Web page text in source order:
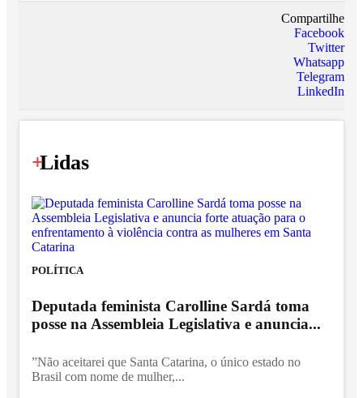
Compartilhe
Facebook
Twitter
Whatsapp
Telegram
LinkedIn
+
Lidas
POLÍTICA
Deputada feminista Carolline Sardá toma
posse na Assembleia Legislativa e anuncia...
”Não aceitarei que Santa Catarina, o único estado no
Brasil com nome de mulher,...